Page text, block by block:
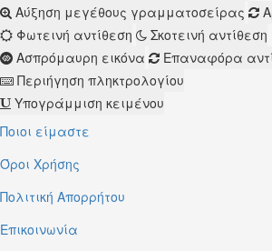
Αύξηση μεγέθους γραμματοσείρας
Φωτεινή αντίθεση
Σκοτεινή αντίθεση
Ασπρόμαυρη εικόνα
Επαναφόρα
Περιήγηση πληκτρολογίου
Υπογράμμιση κειμένου
Ποιοι είμαστε
Όροι Χρήσης
Πολιτική Απορρήτου
Επικοινωνία